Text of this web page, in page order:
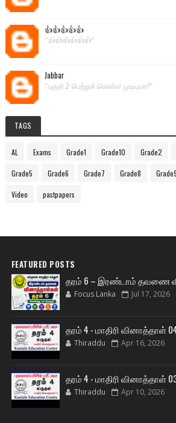
👍👍👍👍👍
"👍👍👍👍👍👍"
Jabbar
"பகுதி 2 பெற்றுக் கொள்ள முடியுமா?"
TAGS
AL Exams Grade1 Grade10 Grade2
Grade5 Grade6 Grade7 Grade8 Grade9
Video pastpapers
FEATURED POSTS
தரம் 6 – இரண்டாம் தவணை
Focus Lanka Jul 17, 2026
தரம் 4 - மாதிரி வினாத்தாள்
Thiraddu Apr 16, 2026
தரம் 4 - மாதிரி வினாத்தாள்
Thiraddu Apr 10, 2026